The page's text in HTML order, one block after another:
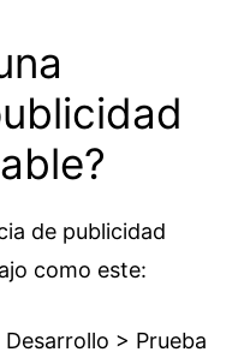
de publicidad
como este:
> Prueba